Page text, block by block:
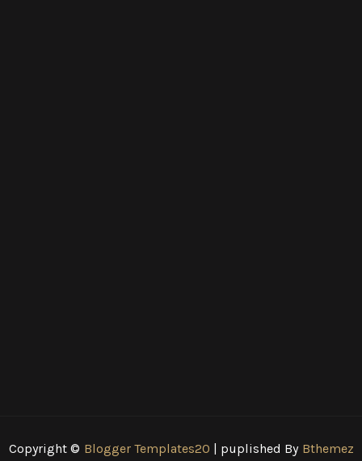
Copyright © Blogger Templates20 | puplished By Bthemez